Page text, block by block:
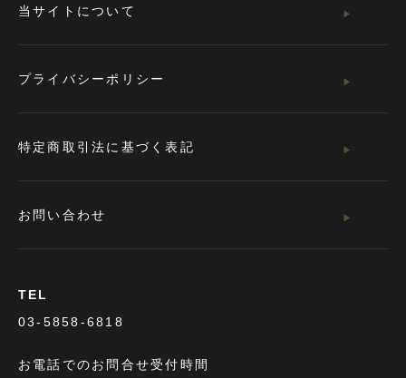
当サイトについて
プライバシーポリシー
特定商取引法に基づく表記
お問い合わせ
TEL
03-5858-6818
お電話でのお問合せ受付時間